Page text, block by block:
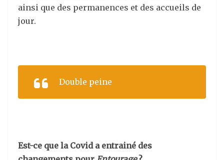
ainsi que des permanences et des accueils de
jour.
Double peine
Est-ce que la Covid a entrainé des